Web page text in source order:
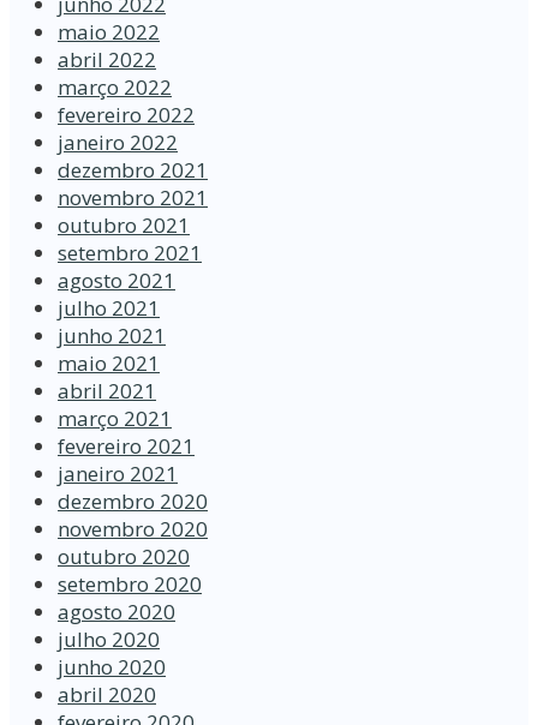
maio 2022
abril 2022
março 2022
fevereiro 2022
janeiro 2022
dezembro 2021
novembro 2021
outubro 2021
setembro 2021
agosto 2021
julho 2021
junho 2021
maio 2021
abril 2021
março 2021
fevereiro 2021
janeiro 2021
dezembro 2020
novembro 2020
outubro 2020
setembro 2020
agosto 2020
julho 2020
junho 2020
abril 2020